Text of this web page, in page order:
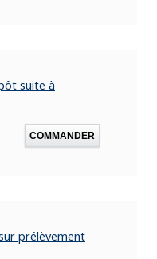
suite à
COMMANDER
prélèvement